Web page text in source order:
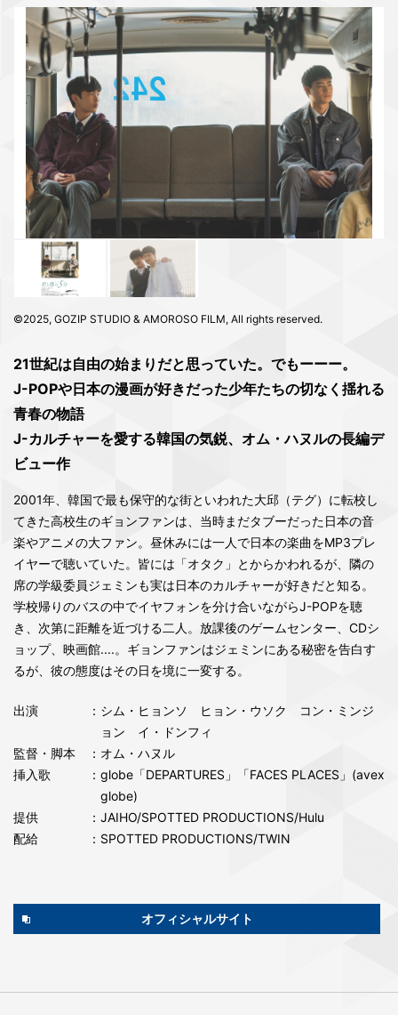
©2025, GOZIP STUDIO & AMOROSO FILM, All rights reserved.
21世紀は自由の始まりだと思っていた。でもーーー。
J-POPや日本の漫画が好きだった少年たちの切なく揺れる
青春の物語
J-カルチャーを愛する韓国の気鋭、オム・ハヌルの長編デ
ビュー作
2001年、韓国で最も保守的な街といわれた大邱（テグ）に転校し
てきた高校生のギョンファンは、当時まだタブーだった日本の音
楽やアニメの大ファン。昼休みには一人で日本の楽曲をMP3プレ
イヤーで聴いていた。皆には「オタク」とからかわれるが、隣の
席の学級委員ジェミンも実は日本のカルチャーが好きだと知る。
学校帰りのバスの中でイヤフォンを分け合いながらJ-POPを聴
き、次第に距離を近づける二人。放課後のゲームセンター、CDシ
ョップ、映画館....。ギョンファンはジェミンにある秘密を告白す
るが、彼の態度はその日を境に一変する。
出演
：シム・ヒョンソ ヒョン・ウソク コン・ミンジ
ョン イ・ドンフィ
監督・脚本
：オム・ハヌル
挿入歌
：globe「DEPARTURES」「FACES PLACES」(avex
globe)
提供
：JAIHO/SPOTTED PRODUCTIONS/Hulu
配給
：SPOTTED PRODUCTIONS/TWIN
オフィシャルサイト